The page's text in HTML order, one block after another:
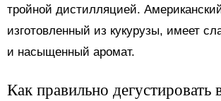
тройной дистилляцией.
изготовленный из кукурузы, имеет
и насыщенный аромат.
Как правильно дегустировать